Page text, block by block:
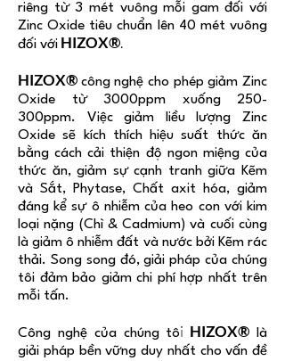
riêng từ 3 mét vuông mỗi gam đối với
Zinc Oxide tiêu chuẩn lên 40 mét vuông
đối với HIZOX®.
HIZOX® công nghệ cho phép giảm Zinc
Oxide từ 3000ppm xuống 250-
300ppm. Việc giảm liều lượng Zinc
Oxide sẽ kích thích hiệu suất thức ăn
bằng cách cải thiện độ ngon miệng của
thức ăn, giảm sự cạnh tranh giữa Kẽm
và Sắt, Phytase, Chất axit hóa, giảm
đáng kể sự ô nhiễm của heo con với kim
loại nặng (Chì & Cadmium) và cuối cùng
là giảm ô nhiễm đất và nước bởi Kẽm rác
thải. Song song đó, giải pháp của chúng
tôi đảm bảo giảm chi phí hợp nhất trên
mỗi tấn.
Công nghệ của chúng tôi HIZOX® là
giải pháp bền vững duy nhất cho vấn đề